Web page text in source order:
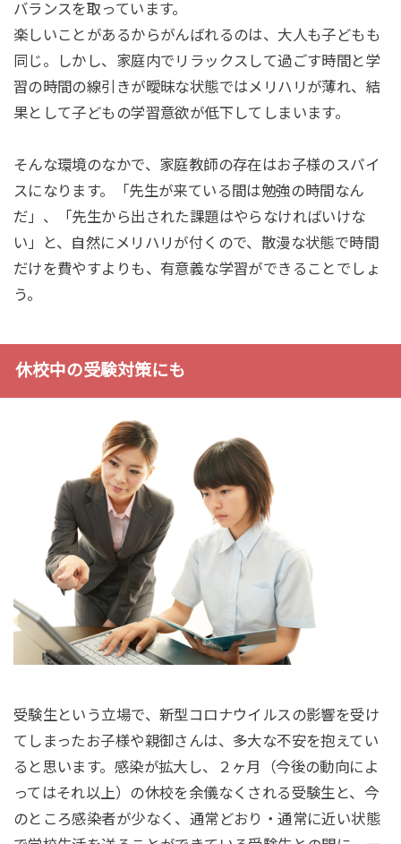
バランスを取っています。
楽しいことがあるからがんばれるのは、大人も子どもも
同じ。しかし、家庭内でリラックスして過ごす時間と学
習の時間の線引きが曖昧な状態ではメリハリが薄れ、結
果として子どもの学習意欲が低下してしまいます。
そんな環境のなかで、家庭教師の存在はお子様のスパイ
スになります。「先生が来ている間は勉強の時間なん
だ」、「先生から出された課題はやらなければいけな
い」と、自然にメリハリが付くので、散漫な状態で時間
だけを費やすよりも、有意義な学習ができることでしょ
う。
休校中の受験対策にも
受験生という立場で、新型コロナウイルスの影響を受け
てしまったお子様や親御さんは、多大な不安を抱えてい
ると思います。感染が拡大し、２ヶ月（今後の動向によ
ってはそれ以上）の休校を余儀なくされる受験生と、今
のところ感染者が少なく、通常どおり・通常に近い状態